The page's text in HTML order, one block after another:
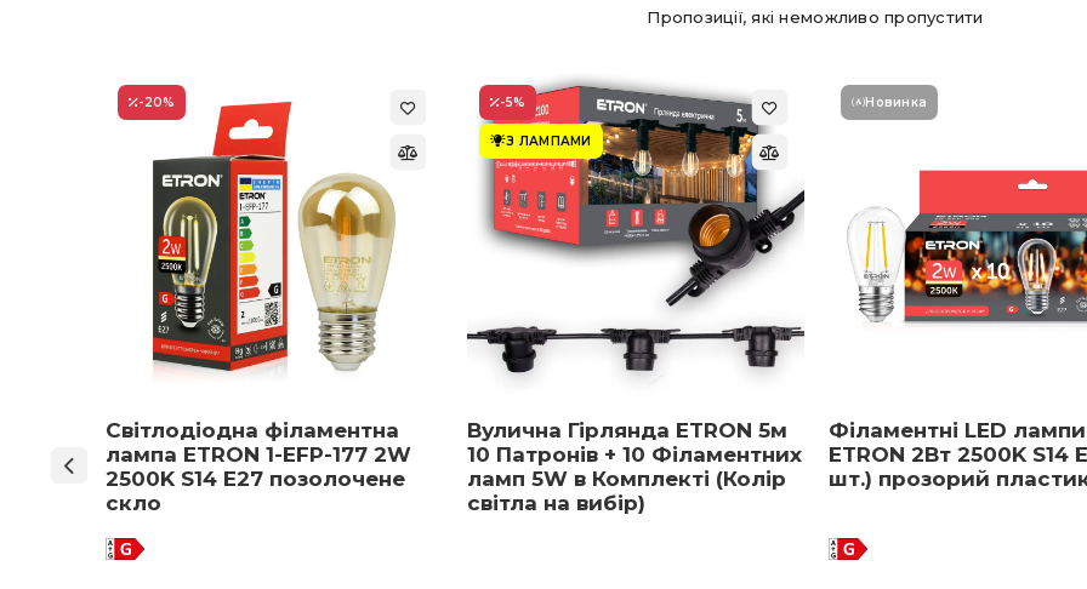
Пропозиції, які неможливо пропустити
-20%
Світлодіодна філаментна
лампа ETRON 1-EFP-177 2W
2500K S14 E27 позолочене
скло
-5%
З ЛАМПАМИ
Вулична Гірлянда ETRON 5м
10 Патронів + 10 Філаментних
ламп 5W в Комплекті (Колір
світла на вибір)
Новинка
Філаментні LED лампи
ETRON 2Вт 2500K S14
шт.) прозорий